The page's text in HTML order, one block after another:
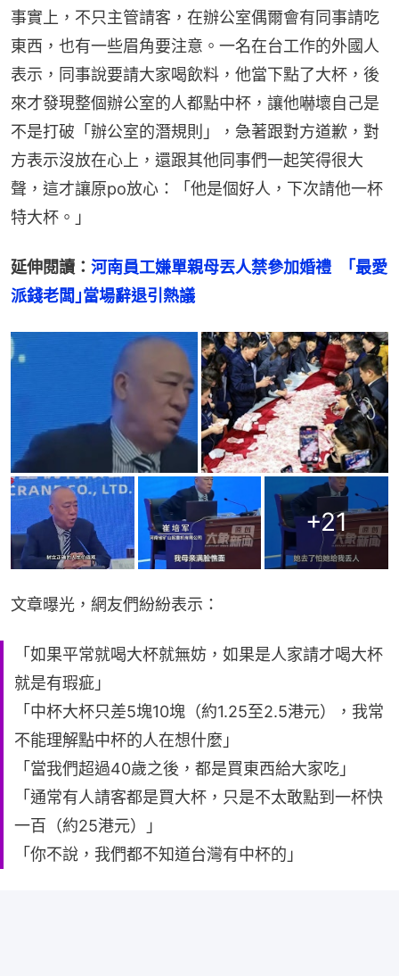
事實上，不只主管請客，在辦公室偶爾會有同事請吃
東西，也有一些眉角要注意。一名在台工作的外國人
表示，同事說要請大家喝飲料，他當下點了大杯，後
來才發現整個辦公室的人都點中杯，讓他嚇壞自己是
不是打破「辦公室的潛規則」，急著跟對方道歉，對
方表示沒放在心上，還跟其他同事們一起笑得很大
聲，這才讓原po放心：「他是個好人，下次請他一杯
特大杯。」
延伸閱讀： 河南員工嫌單親母丟人禁參加婚禮　｢最愛
派錢老闆｣當場辭退引熱議
+21
文章曝光，網友們紛紛表示：
「如果平常就喝大杯就無妨，如果是人家請才喝大杯
就是有瑕疵」
「中杯大杯只差5塊10塊（約1.25至2.5港元），我常
不能理解點中杯的人在想什麼」
「當我們超過40歲之後，都是買東西給大家吃」
「通常有人請客都是買大杯，只是不太敢點到一杯快
一百（約25港元）」
「你不說，我們都不知道台灣有中杯的」